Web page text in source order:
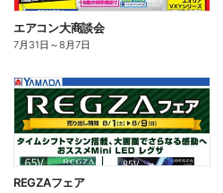
エアコン大商談会
7月31日 ～8月7日
REGZAフェア